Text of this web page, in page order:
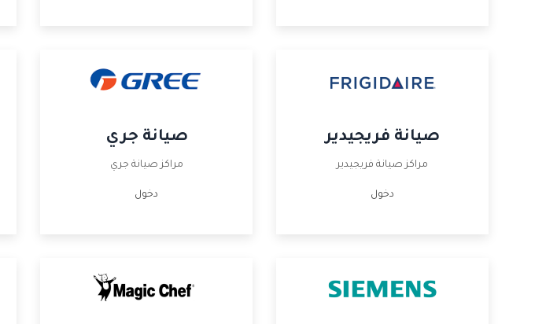
صيانة فريجيدير
مراكز صيانة فريجيدير
دخول
صيانة جري
مراكز صيانة جري
دخول